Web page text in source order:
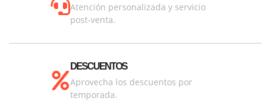
Atención personalizada y servicio
post-venta.
DESCUENTOS
Aprovecha los descuentos por
temporada.